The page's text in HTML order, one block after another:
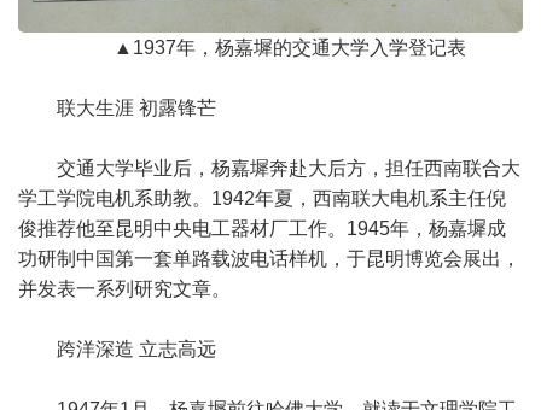
▲1937年，杨嘉墀的交通大学入学登记表
联大生涯 初露锋芒
交通大学毕业后，杨嘉墀奔赴大后方，担任西南联合大
学工学院电机系助教。1942年夏，西南联大电机系主任倪
俊推荐他至昆明中央电工器材厂工作。1945年，杨嘉墀成
功研制中国第一套单路载波电话样机，于昆明博览会展出，
并发表一系列研究文章。
跨洋深造 立志高远